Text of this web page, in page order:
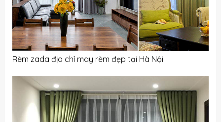
Rèm zada địa chỉ may rèm đẹp tại Hà Nội